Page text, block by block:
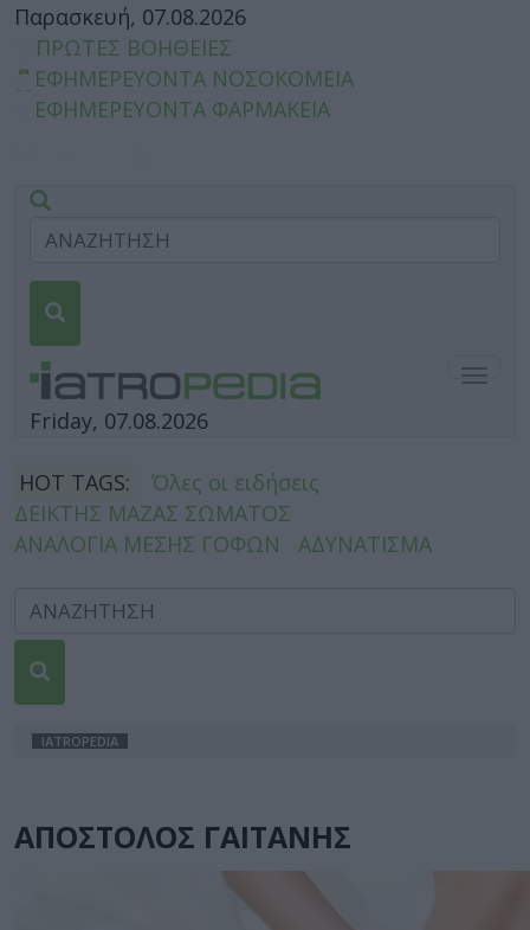
Παρασκευή, 07.08.2026
ΠΡΩΤΕΣ ΒΟΗΘΕΙΕΣ
ΕΦΗΜΕΡΕΥΟΝΤΑ ΝΟΣΟΚΟΜΕΙΑ
ΕΦΗΜΕΡΕΥΟΝΤΑ ΦΑΡΜΑΚΕΙΑ
Friday, 07.08.2026
HOT TAGS:
Όλες οι ειδήσεις
ΔΕΙΚΤΗΣ ΜΑΖΑΣ ΣΩΜΑΤΟΣ
ΑΝΑΛΟΓΙΑ ΜΕΣΗΣ ΓΟΦΩΝ
ΑΔΥΝΑΤΙΣΜΑ
IATROPEDIA
ΑΠΟΣΤΟΛΟΣ ΓΑΙΤΑΝΗΣ